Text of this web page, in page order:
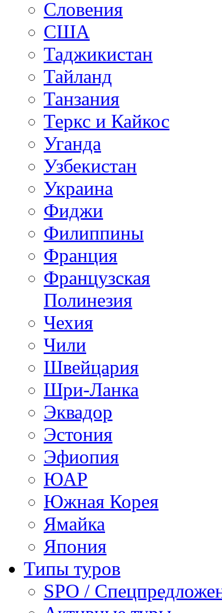
Словения
США
Таджикистан
Тайланд
Танзания
Теркс и Кайкос
Уганда
Узбекистан
Украина
Фиджи
Филиппины
Франция
Французская
Полинезия
Чехия
Чили
Швейцария
Шри-Ланка
Эквадор
Эстония
Эфиопия
ЮАР
Южная Корея
Ямайка
Япония
Типы туров
SPO /